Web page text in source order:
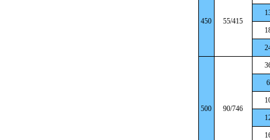
450 55/415
500 90/746